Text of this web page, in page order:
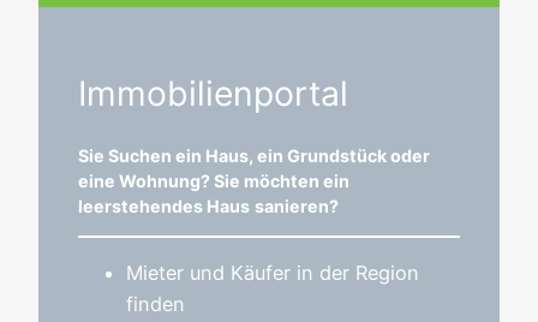
Immobilienportal
Sie Suchen ein Haus, ein Grundstück oder
eine Wohnung? Sie möchten ein
leerstehendes Haus sanieren?
Mieter und Käufer in der Region
finden